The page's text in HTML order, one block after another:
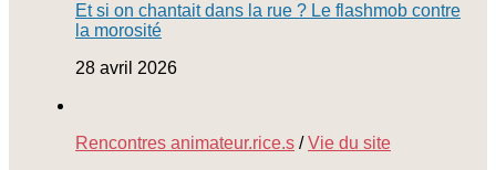
Et si on chantait dans la rue ? Le flashmob contre
la morosité
28 avril 2026
Rencontres animateur.rice.s /Vie du site